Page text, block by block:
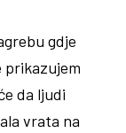
gdje
prikazujem
da ljudi
vrata na